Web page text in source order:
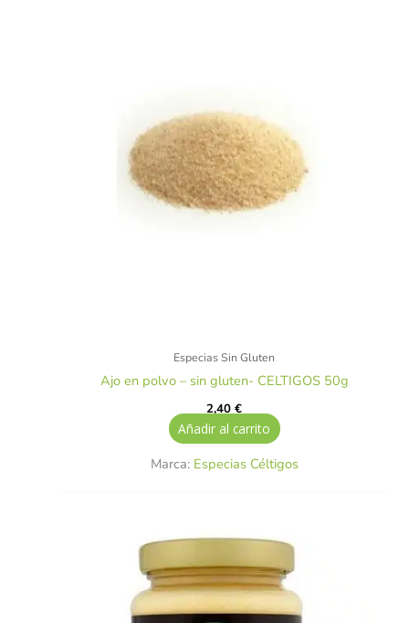
Especias Sin Gluten
Ajo en polvo – sin gluten- CELTIGOS 50g
2,40€
Añadir al carrito
Marca: Especias Céltigos